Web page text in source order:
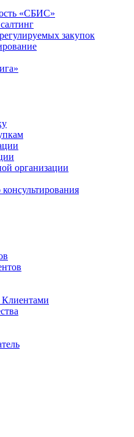
«СБИС»
закупок
организации